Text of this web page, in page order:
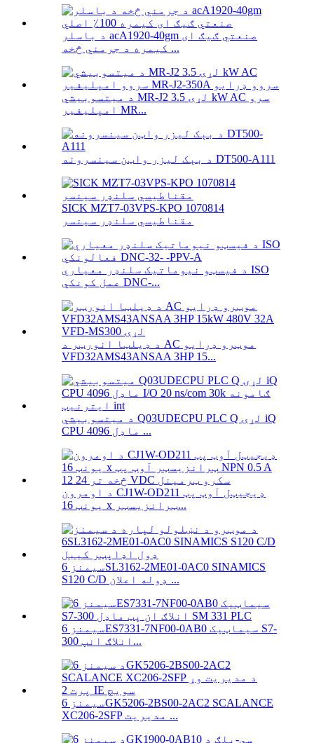
د باسلر acA1920-40gm صنعتي ګیګ ای
کیمره د جرمني څخه ...
د میتسوبیشي MR-J2 لړۍ 3.5 kW AC سرو
امپلیفیر MR...
د بېک لیزر واټن سینسرونه DT500-A111
SICK MZT7-03VPS-KPO 1070814
مقناطیسي سلنډر سینسر
د فیسټو نیوماتیک سلنډر معیاري ISO
عمل کونکي DNC-...
د ډیلټا انورټر د AC موټرو ډرایو
VFD32AMS43ANSAA 3HP 15...
د میتسوبیشي Q03UDECPU PLC Q لړۍ iQ
CPU ماډل 4096 ...
د اومرون CJ1W-OD211 ډیجیټل آوټ پټ
یونټ 16 x ټرانزیسټر...
سیمنز 6SL3162-2ME01-0AC0 SINAMICS
S120 C/D ډوله اعلان ...
سیمنز 6ES7331-7NF00-0AB0 سیماټیک S7-
300 انلاګ انپ...
سیمنز 6GK5206-2BS00-2AC2 SCALANCE
XC206-2SFP مدیریت ...